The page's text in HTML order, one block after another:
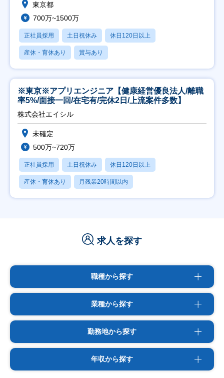
東京都
700万~1500万
正社員採用 土日祝休み 休日120日以上
産休・育休あり 賞与あり
※東京※アプリエンジニア【健康経営優良法人/離職
率5%/面接一回/在宅有/完休2日/上流案件多数】
株式会社エイシル
未確定
500万~720万
正社員採用 土日祝休み 休日120日以上
産休・育休あり 月残業20時間以内
求人を探す
職種から探す
業種から探す
勤務地から探す
年収から探す